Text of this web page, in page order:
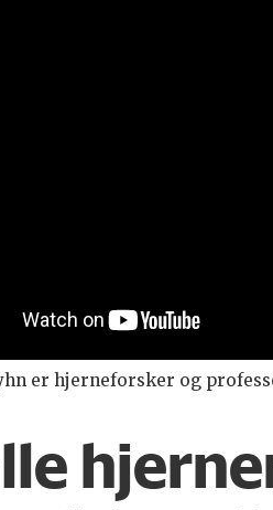
er hjerneforsker og